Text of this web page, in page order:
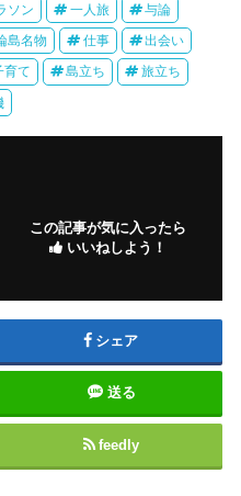
ソン 一人旅 与論
島名物 仕事 出会い
育て 島立ち 旅立ち
この記事が気に入ったら
いいねしよう！
シェア
送る
feedly